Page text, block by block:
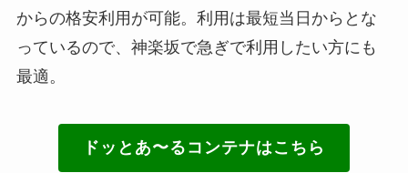
からの格安利用が可能。利用は最短当日からとな
っているので、神楽坂で急ぎで利用したい方にも
最適。
ドッとあ〜るコンテナはこちら